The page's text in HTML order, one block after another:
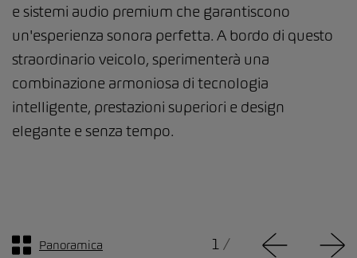
e sistemi audio premium che garantiscono
un'esperienza sonora perfetta. A bordo di questo
straordinario veicolo, sperimenterà una
combinazione armoniosa di tecnologia
intelligente, prestazioni superiori e design
elegante e senza tempo.
1 /
Panoramica